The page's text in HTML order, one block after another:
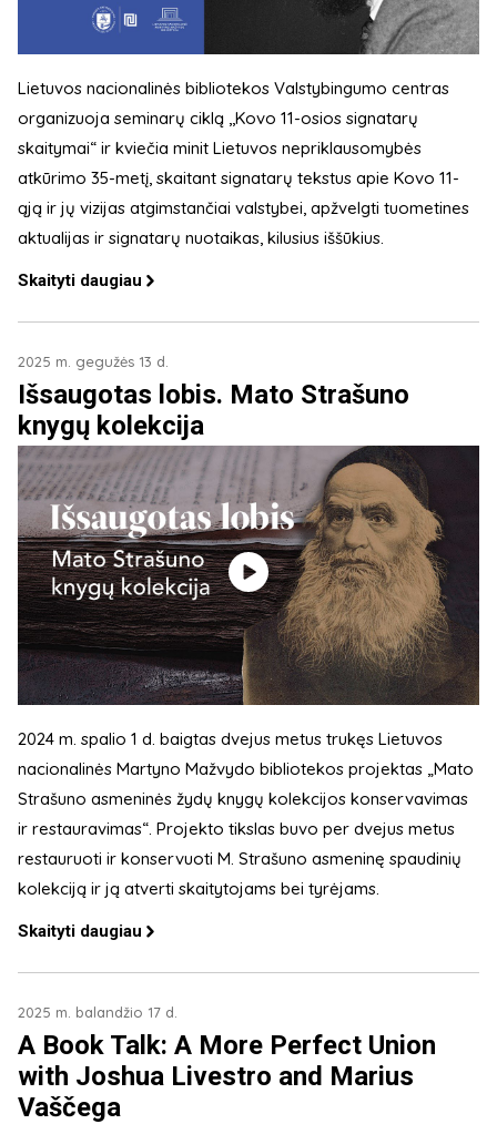
Lietuvos nacionalinės bibliotekos Valstybingumo centras
organizuoja seminarų ciklą ,,Kovo 11-osios signatarų
skaitymai“ ir kviečia minit Lietuvos nepriklausomybės
atkūrimo 35-metį, skaitant signatarų tekstus apie Kovo 11-
ąją ir jų vizijas atgimstančiai valstybei, apžvelgti tuometines
aktualijas ir signatarų nuotaikas, kilusius iššūkius.
Skaityti daugiau
2025 m. gegužės 13 d.
Išsaugotas lobis. Mato Strašuno
knygų kolekcija
2024 m. spalio 1 d. baigtas dvejus metus trukęs Lietuvos
nacionalinės Martyno Mažvydo bibliotekos projektas „Mato
Strašuno asmeninės žydų knygų kolekcijos konservavimas
ir restauravimas“. Projekto tikslas buvo per dvejus metus
restauruoti ir konservuoti M. Strašuno asmeninę spaudinių
kolekciją ir ją atverti skaitytojams bei tyrėjams.
Skaityti daugiau
2025 m. balandžio 17 d.
A Book Talk: A More Perfect Union
with Joshua Livestro and Marius
Vaščega